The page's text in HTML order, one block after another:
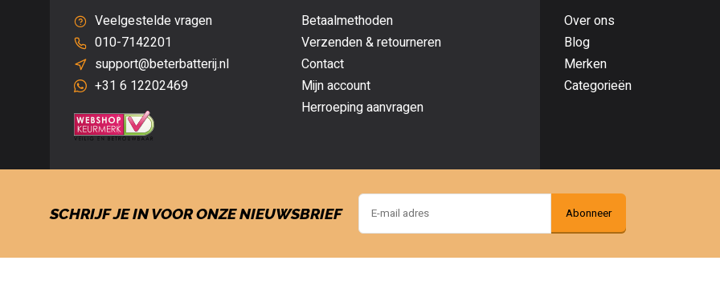
Veelgestelde vragen
010-7142201
support@beterbatterij.nl
+31 6 12202469
Betaalmethoden
Verzenden & retourneren
Contact
Mijn account
Herroeping aanvragen
Over ons
Blog
Merken
Categorieën
SCHRIJF JE IN VOOR ONZE NIEUWSBRIEF Abonneer